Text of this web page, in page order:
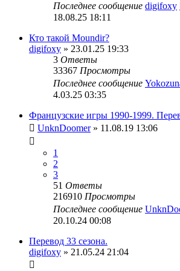
Последнее сообщение digifoxy
18.08.25 18:11
Кто такой Moundir?
digifoxy » 23.01.25 19:33
3 Ответы
33367 Просмотры
Последнее сообщение
4.03.25 03:35
Французские игры 1990-1999.
UnknDoomer» 11.08.19 13:06
1
2
3
51 Ответы
216910 Просмотры
Последнее сообщение
20.10.24 00:08
Перевод 33 сезона.
digifoxy » 21.05.24 21:04